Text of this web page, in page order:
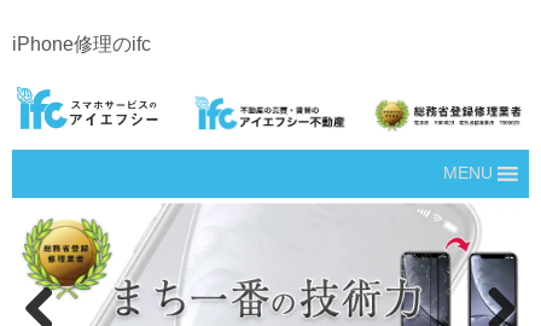
iPhone修理のifc
MENU